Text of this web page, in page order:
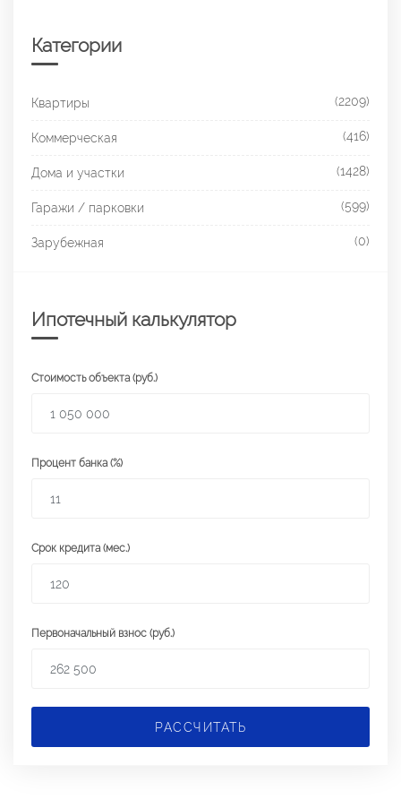
Категории
Квартиры (2209)
Коммерческая (416)
Дома и участки (1428)
Гаражи / парковки (599)
Зарубежная (0)
Ипотечный калькулятор
Стоимость объекта (руб.)
Процент банка (%)
Срок кредита (мес.)
Первоначальный взнос (руб.)
РАССЧИТАТЬ